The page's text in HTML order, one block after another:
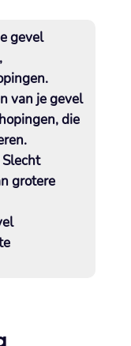
gevel
van je gevel
die
grotere